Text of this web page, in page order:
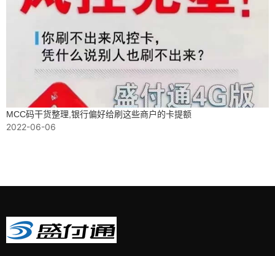
MCC码干货整理,银行偏好给刷这些商户的卡提额
2022-06-06